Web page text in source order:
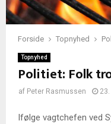
Forside Topnyhed
Topnyhed
Politiet: Folk
af Peter Rasmussen
Ifølge vagtchefen ved